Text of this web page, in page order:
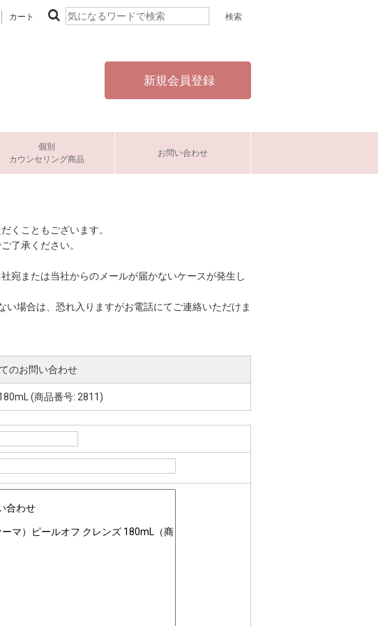
カート
新規会員登録
個別
カウンセリング商品
お問い合わせ
くこともございます。
了承ください。
宛または当社からのメールが届かないケースが発生し
場合は、恐れ入りますがお電話にてご連絡いただけま
のお問い合わせ
(商品番号: 2811)